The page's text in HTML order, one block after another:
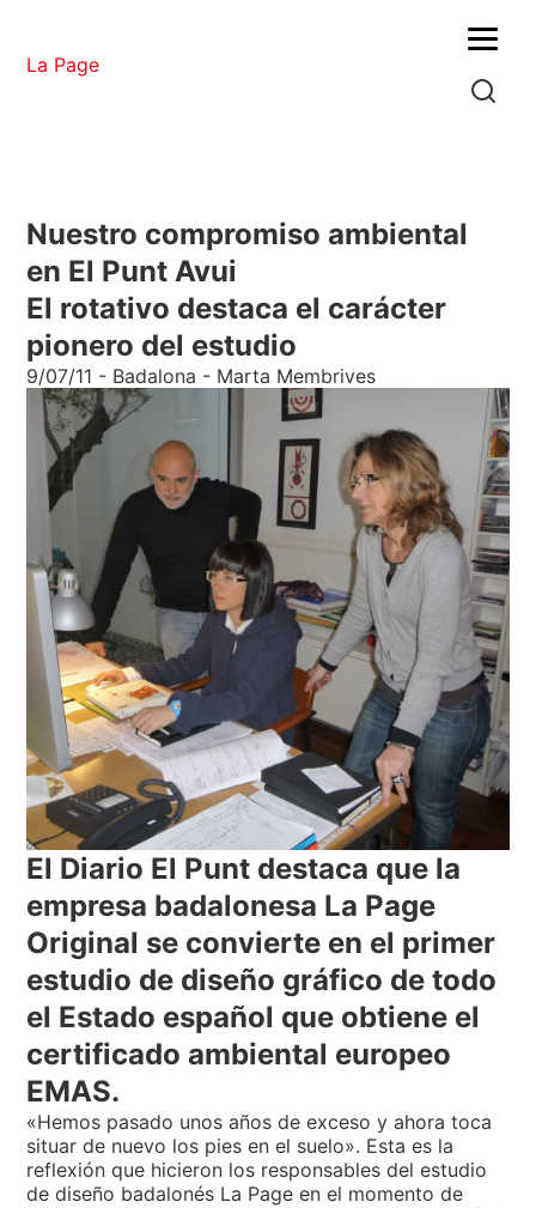
La Page
Menu
Nuestro compromiso ambiental
en El Punt Avui
El rotativo destaca el carácter
pionero del estudio
9/07/11 - Badalona - Marta Membrives
El Diario El Punt destaca que la
empresa badalonesa La Page
Original se convierte en el primer
estudio de diseño gráfico de todo
el Estado español que obtiene el
certificado ambiental europeo
EMAS.
«Hemos pasado unos años de exceso y ahora toca
situar de nuevo los pies en el suelo». Esta es la
reflexión que hicieron los responsables del estudio
de diseño badalonés La Page en el momento de